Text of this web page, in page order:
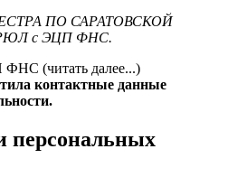
ПО САРАТОВСКОЙ
с ЭЦП ФНС.
(читать далее...)
контактные данные
персональных